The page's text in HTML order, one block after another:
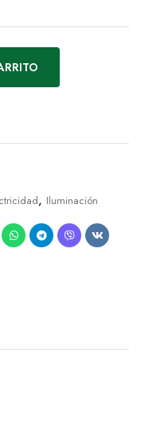
, Iluminación